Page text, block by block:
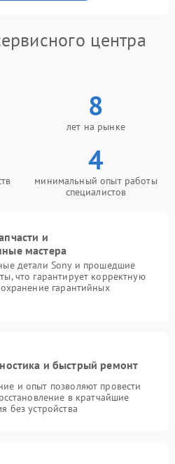
центра
8
лет на рынке
4
минимальный опыт работы
специалистов
и
мастера
детали Sony и прошедшие
что гарантирует корректную
гарантийных
и быстрый ремонт
и опыт позволяют провести
в кратчайшие
без устройства